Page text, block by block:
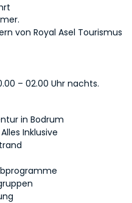
von Royal Asel Tourismus
– 02.00 Uhr nachts.
in Bodrum
Inklusive